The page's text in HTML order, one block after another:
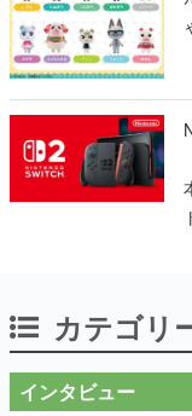
カテゴリ
インタビュー